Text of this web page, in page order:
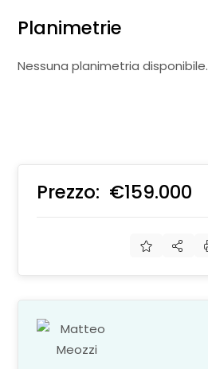
Planimetrie
Nessuna planimetria disponibile.
Prezzo: €159.000